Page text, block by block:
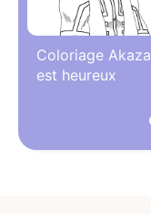
Coloriage Akaza
est heureux